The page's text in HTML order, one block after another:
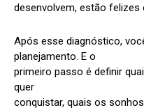
desenvolvem, estão felizes
Após esse diagnóstico,
planejamento. E o
primeiro passo é definir
quer
conquistar, quais os